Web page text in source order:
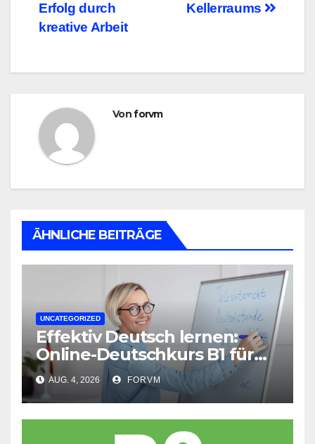
Kellerraums
Erfolg durch
kreative Arbeit
Vonforvm
ÄHNLICHE BEITRÄGE
UNCATEGORIZED
Effektiv Deutsch lernen:
Online-Deutschkurs B1 für
flexible Lernerfolge
AUG. 4, 2026 FORVM